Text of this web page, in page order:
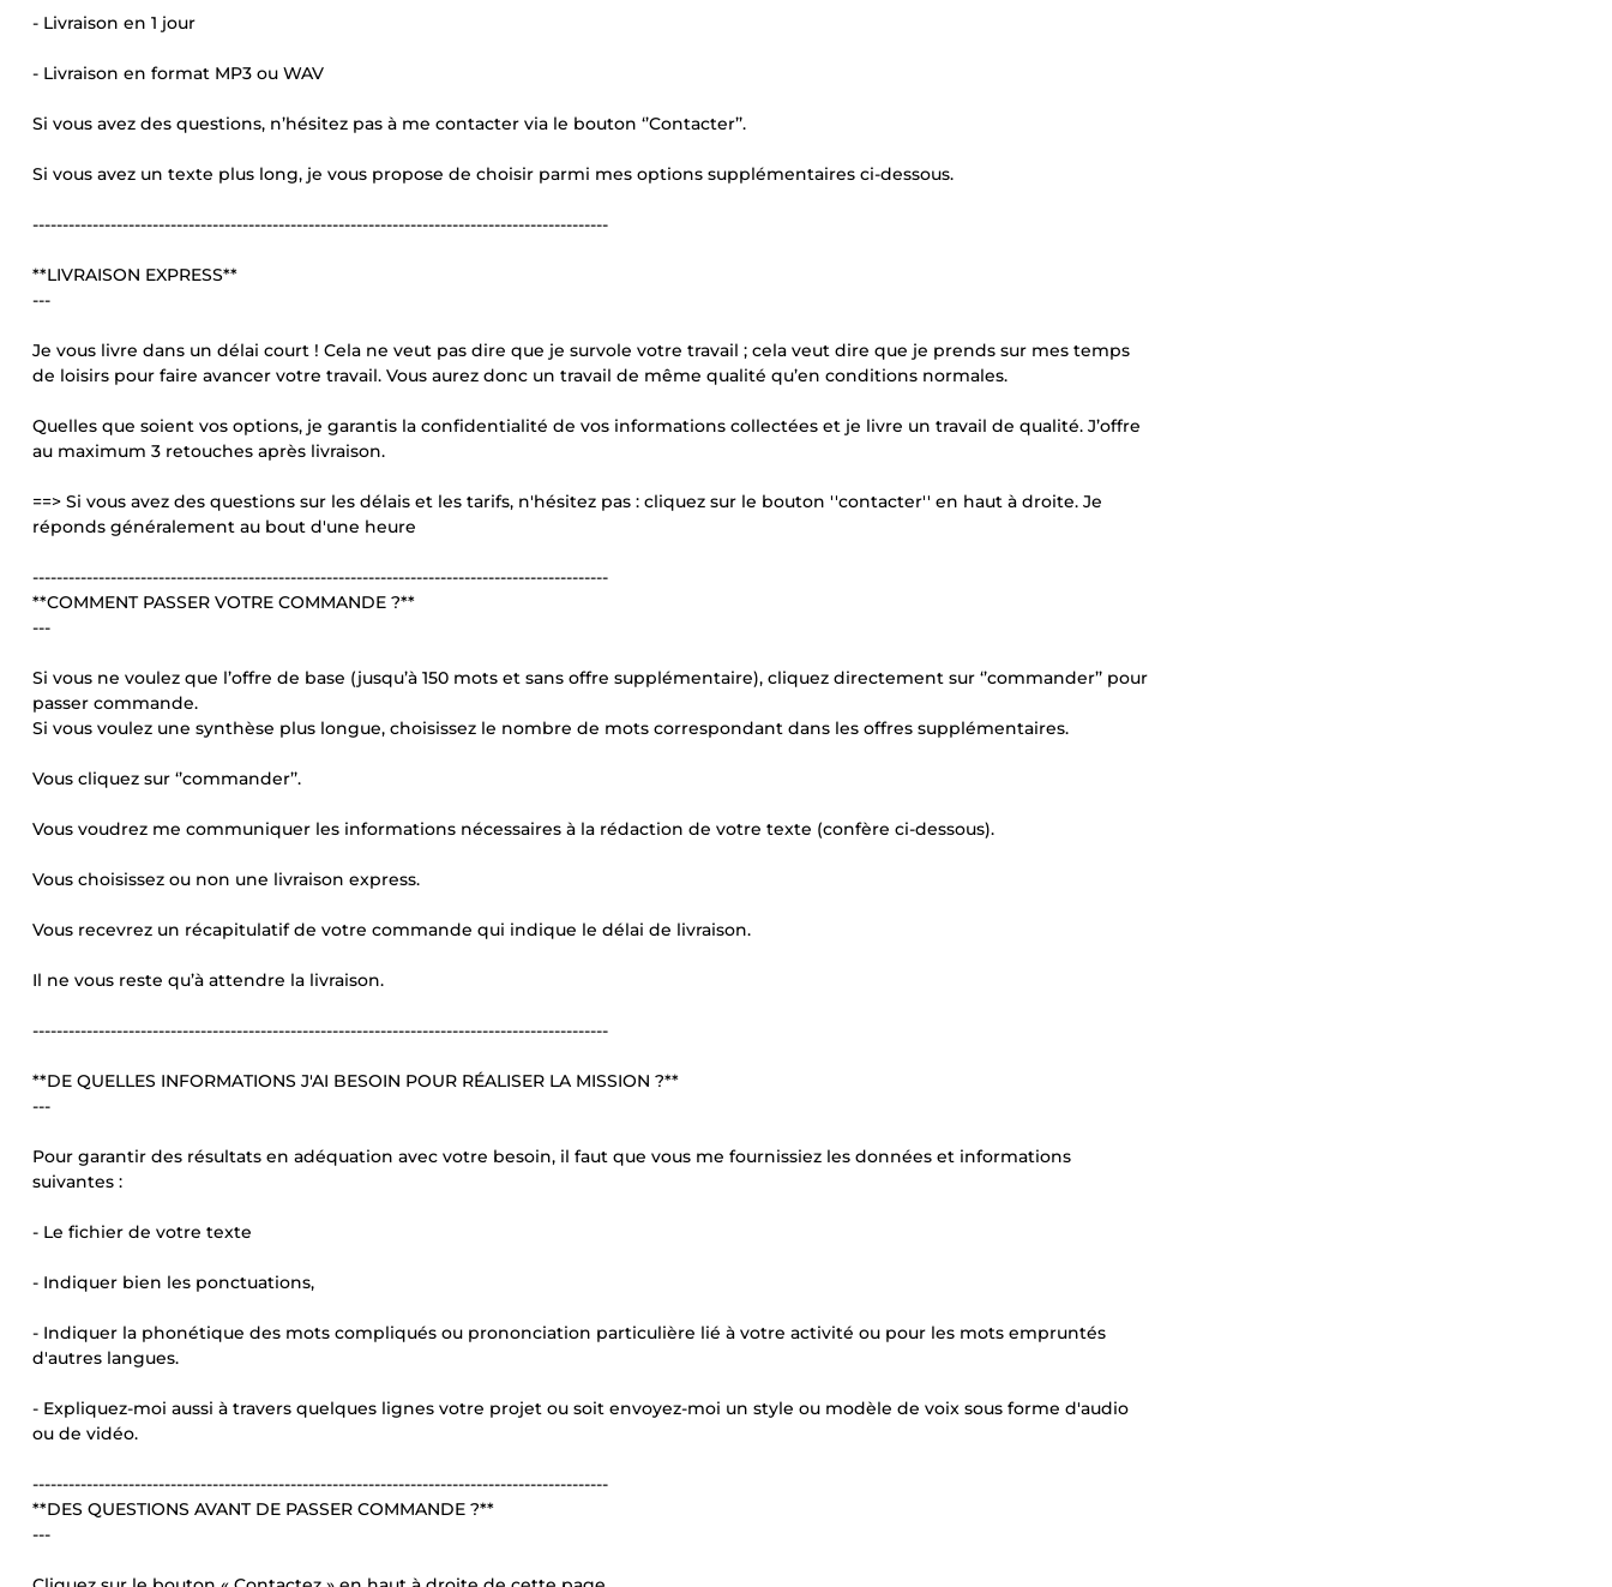
- Livraison en 1 jour
- Livraison en format MP3 ou WAV
Si vous avez des questions, n’hésitez pas à me contacter via le bouton ‘’Contacter’’.
Si vous avez un texte plus long, je vous propose de choisir parmi mes options supplémentaires ci-dessous.
------------------------------------------------------------------------------------------------
**LIVRAISON EXPRESS**
---
Je vous livre dans un délai court ! Cela ne veut pas dire que je survole votre travail ; cela veut dire que je prends sur mes temps
de loisirs pour faire avancer votre travail. Vous aurez donc un travail de même qualité qu’en conditions normales.
Quelles que soient vos options, je garantis la confidentialité de vos informations collectées et je livre un travail de qualité. J’offre
au maximum 3 retouches après livraison.
==> Si vous avez des questions sur les délais et les tarifs, n'hésitez pas : cliquez sur le bouton ''contacter'' en haut à droite. Je
réponds généralement au bout d'une heure
------------------------------------------------------------------------------------------------
**COMMENT PASSER VOTRE COMMANDE ?**
---
Si vous ne voulez que l’offre de base (jusqu’à 150 mots et sans offre supplémentaire), cliquez directement sur ‘’commander’’ pour
passer commande.
Si vous voulez une synthèse plus longue, choisissez le nombre de mots correspondant dans les offres supplémentaires.
Vous cliquez sur ‘’commander’’.
Vous voudrez me communiquer les informations nécessaires à la rédaction de votre texte (confère ci-dessous).
Vous choisissez ou non une livraison express.
Vous recevrez un récapitulatif de votre commande qui indique le délai de livraison.
Il ne vous reste qu’à attendre la livraison.
------------------------------------------------------------------------------------------------
**DE QUELLES INFORMATIONS J'AI BESOIN POUR RÉALISER LA MISSION ?**
---
Pour garantir des résultats en adéquation avec votre besoin, il faut que vous me fournissiez les données et informations
suivantes :
- Le fichier de votre texte
- Indiquer bien les ponctuations,
- Indiquer la phonétique des mots compliqués ou prononciation particulière lié à votre activité ou pour les mots empruntés
d'autres langues.
- Expliquez-moi aussi à travers quelques lignes votre projet ou soit envoyez-moi un style ou modèle de voix sous forme d'audio
ou de vidéo.
------------------------------------------------------------------------------------------------
**DES QUESTIONS AVANT DE PASSER COMMANDE ?**
---